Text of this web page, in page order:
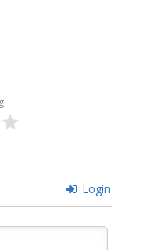
Login